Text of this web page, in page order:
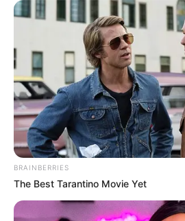
BRAINBERRIES
The Best Tarantino Movie Yet